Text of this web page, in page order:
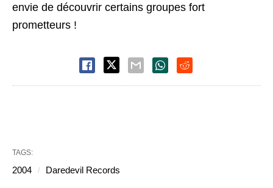
envie de découvrir certains groupes fort
prometteurs !
TAGS:
2004 Daredevil Records